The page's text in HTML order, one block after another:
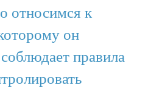
относимся к
он
правила